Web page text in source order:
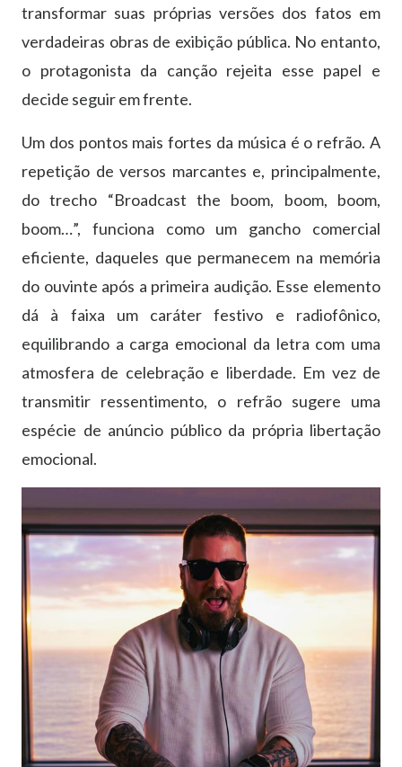
transformar suas próprias versões dos fatos em
verdadeiras obras de exibição pública. No entanto,
o protagonista da canção rejeita esse papel e
decide seguir em frente.
Um dos pontos mais fortes da música é o refrão. A
repetição de versos marcantes e, principalmente,
do trecho “Broadcast the boom, boom, boom,
boom…”, funciona como um gancho comercial
eficiente, daqueles que permanecem na memória
do ouvinte após a primeira audição. Esse elemento
dá à faixa um caráter festivo e radiofônico,
equilibrando a carga emocional da letra com uma
atmosfera de celebração e liberdade. Em vez de
transmitir ressentimento, o refrão sugere uma
espécie de anúncio público da própria libertação
emocional.